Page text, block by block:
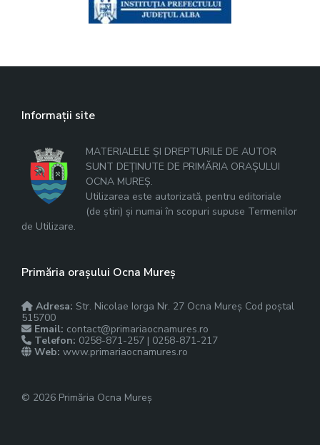
Informații site
MATERIALELE ȘI DREPTURILE DE AUTOR
SUNT DEȚINUTE DE PRIMĂRIA ORAȘULUI
OCNA MUREȘ.
Utilizarea este autorizată, pentru editoriale
(de știri) și numai în scopuri supuse Termenilor
de Utilizare.
Primăria orașului Ocna Mureș
Adresa: Str. Nicolae Iorga Nr. 27 Ocna Mureș Cod poștal
515700
Email: contact@primariaocnamures.ro
Telefon: 0258-871-257 | 0258-871-217
Web: www.primariaocnamures.ro
© 2026 Primăria Ocna Mureș